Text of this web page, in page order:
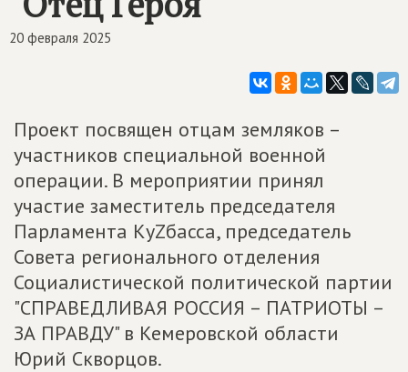
20 февраля 2025
Проект посвящен отцам земляков –
участников специальной военной
операции. В мероприятии принял
участие заместитель председателя
Парламента КуZбасса, председатель
Совета регионального отделения
Социалистической политической партии
"СПРАВЕДЛИВАЯ РОССИЯ – ПАТРИОТЫ –
ЗА ПРАВДУ" в Кемеровской области
Юрий Скворцов.